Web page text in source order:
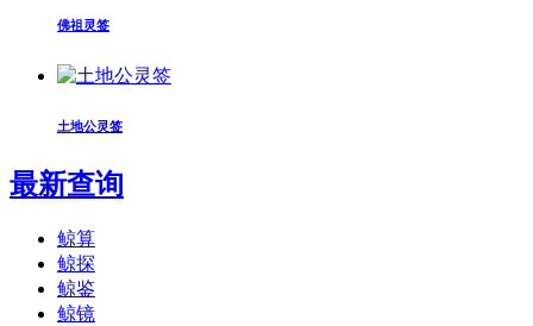
佛祖灵签
土地公灵签
最新查询
鲸算
鲸探
鲸鉴
鲸镜